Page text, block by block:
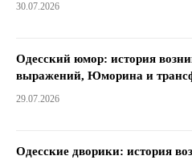
30.07.2026
Одесский юмор: история
выражений, Юморина и
29.07.2026
Одесские дворики: история